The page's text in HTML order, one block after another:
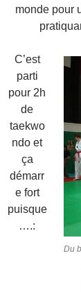
monde pour
Du
C’est
parti
pour 2h
de
taekwo
ndo et
ça
démarr
e fort
puisque
….: